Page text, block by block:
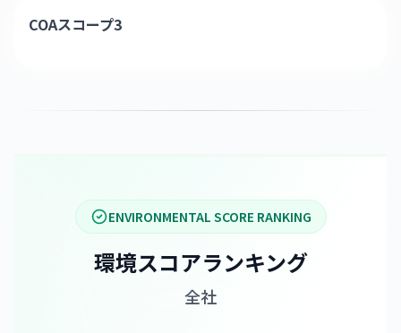
COAスコープ3
ENVIRONMENTAL SCORE RANKING
環境スコアランキング
全社